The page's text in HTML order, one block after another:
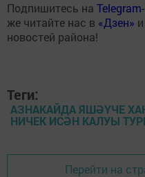
Подпишитесь на
же читайте нас в «Дзен»
новостей района!
Теги:
АЗНАКАЙДА ЯШӘҮЧЕ
НИЧЕК ИСӘН КАЛУЫ
Перейти на